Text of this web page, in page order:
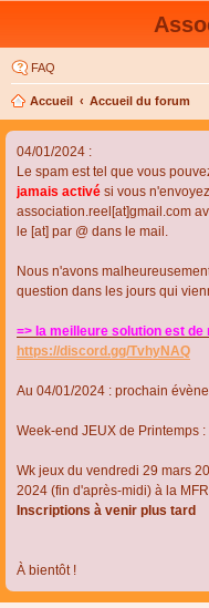
FAQ
Accueil Accueil du forum
04/01/2024 :
Le spam est tel que vous
jamais activé si vous
association.reel[at]gmail.com
le [at] par @ dans le mail.
Nous n'avons
question dans les jours qui
=> la meilleure solution est
https://discord.gg/TvhyNAQ
Au 04/01/2024 : prochain
Week-end JEUX de Printemps :
Wk jeux du vendredi 29 mars
2024 (fin d'après-midi) à la
Inscriptions à venir plus tard
À bientôt !